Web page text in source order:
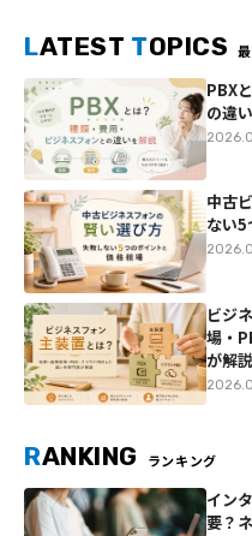
LATEST TOPICS
PBX
の違
中古
ない5
ビジ
場・
が解説
RANKING ランキング
イン
要？